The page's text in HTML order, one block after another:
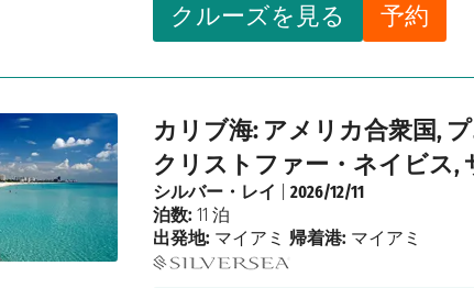
クルーズを見る 予約
カリブ海: アメリカ合衆国,
クリストファー・ネイビス,
シルバー・レイ |2026/12/11
泊数: 11 泊
出発地: マイアミ 帰着港: マイアミ